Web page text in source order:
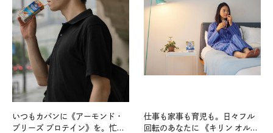
いつもカバンに《アーモンド・
ブリーズ プロテイン》を。忙し
仕事も家事も育児も。日々フル
回転のあなたに 《キリン オルニ